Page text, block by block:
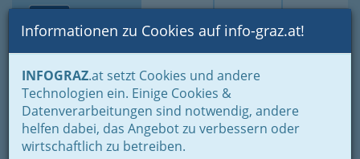
Suche Login Toggle
Informationen zu Cookies auf info-graz.at!
INFOGRAZ.at setzt Cookies und andere
Technologien ein. Einige Cookies &
Datenverarbeitungen sind notwendig, andere
helfen dabei, das Angebot zu verbessern oder
wirtschaftlich zu betreiben.
Home Branchen
Gewerbe, Handwerk, Banken
Banken & Versicherungen
Kapitalmarkt
Börsennews